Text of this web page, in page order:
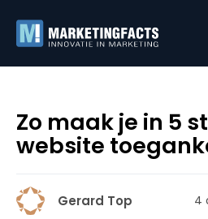
Zo maak je in 5
website
Gerard Top 4